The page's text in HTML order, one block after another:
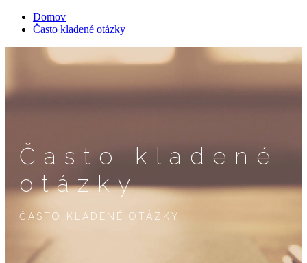
Domov
Často kladené otázky
Často kladené
otázky
ČASTO KLADENÉ OTÁZKY